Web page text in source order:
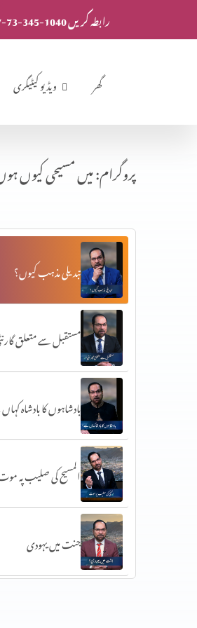
+27-73-345-1040 رابطہ کریں
ویڈیو کیٹیگری گھر
پروگرام: میں مسیحی کیوں
تبدیلی مذہب کیوں؟
مستقبل سے متعلق
بادشاہوں کا بادشاہ
المسیح کی صلیب پہ
جنت میں یہودی